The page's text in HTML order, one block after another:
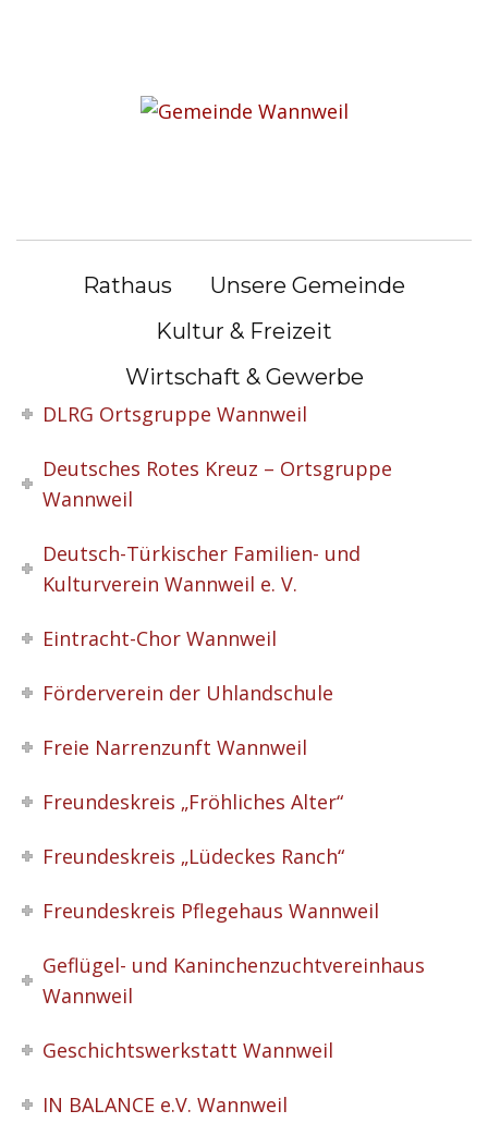
Rathaus
Unsere Gemeinde
Kultur & Freizeit
Wirtschaft & Gewerbe
DLRG Ortsgruppe Wannweil
Deutsches Rotes Kreuz – Ortsgruppe
Wannweil
Deutsch-Türkischer Familien- und
Kulturverein Wannweil e. V.
Eintracht-Chor Wannweil
Förderverein der Uhlandschule
Freie Narrenzunft Wannweil
Freundeskreis „Fröhliches Alter“
Freundeskreis „Lüdeckes Ranch“
Freundeskreis Pflegehaus Wannweil
Geflügel- und Kaninchenzuchtvereinhaus
Wannweil
Geschichtswerkstatt Wannweil
IN BALANCE e.V. Wannweil